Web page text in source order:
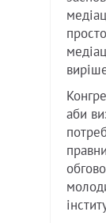
аби